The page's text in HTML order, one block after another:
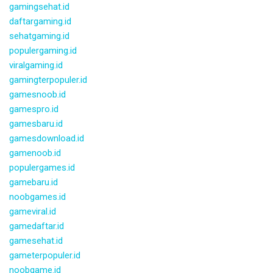
gamingsehat.id
daftargaming.id
sehatgaming.id
populergaming.id
viralgaming.id
gamingterpopuler.id
gamesnoob.id
gamespro.id
gamesbaru.id
gamesdownload.id
gamenoob.id
populergames.id
gamebaru.id
noobgames.id
gameviral.id
gamedaftar.id
gamesehat.id
gameterpopuler.id
noobgame.id